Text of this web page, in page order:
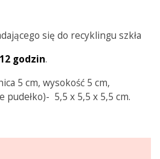
się do recyklingu szkła
godzin.
5 cm, wysokość 5 cm,
5,5 x 5,5 x 5,5 cm.